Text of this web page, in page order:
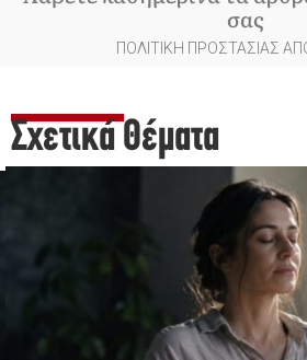
σας
ΠΟΛΙΤΙΚΗ ΠΡΟΣΤΑΣΙΑΣ
Σχετικά Θέματα